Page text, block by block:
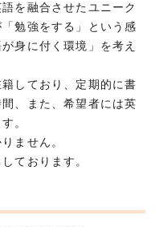
を融合させたユニーク
勉強をする」という感
身に付く環境」を考え
しており、定期的に書
、また、希望者には英
。
ません。
ております。